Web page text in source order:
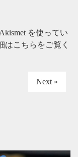
を使ってい
はこちらをご覧く
Next »